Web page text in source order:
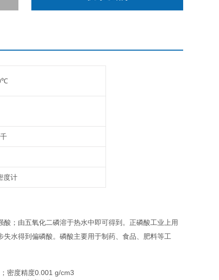
度计
；由五氧化二磷溶于热水中即可得到。正磷酸工业上用
水得到偏磷酸。磷酸主要用于制药、食品、肥料等工
密度精度0.001 g/cm3